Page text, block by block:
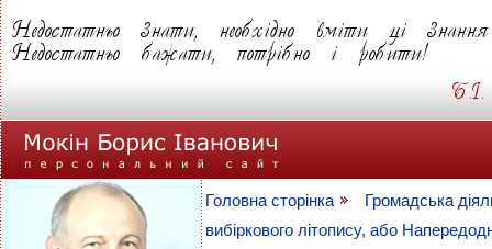
Головна сторінка
Громадська
вибіркового літопису, або